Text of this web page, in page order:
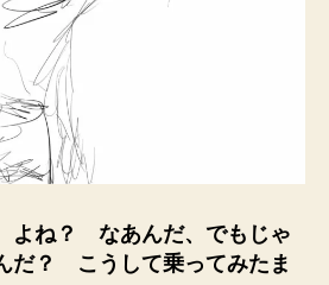
よね？ なあんだ、でもじゃ
だ？ こうして乗ってみたま